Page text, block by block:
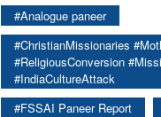
#Analogue paneer
#ChristianMissionaries
#ReligiousConversion
#IndiaCultureAttack
#FSSAI Paneer Report